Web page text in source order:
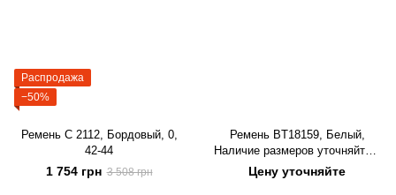
Распродажа
−50%
Ремень C 2112, Бордовый, 0,
42-44
1 754 грн 3 508 грн
Ремень BT18159, Белый,
Наличие размеров уточняйте у
Viber
Цену уточняйте